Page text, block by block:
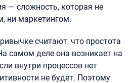
— сложность, которая не
ни маркетингом.
считают, что простота
самом деле она возникает на
внутри процессов нет
не будет. Поэтому